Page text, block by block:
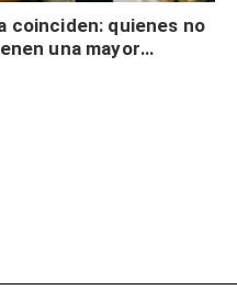
coinciden: quienes no
una mayor
físicos y no es por